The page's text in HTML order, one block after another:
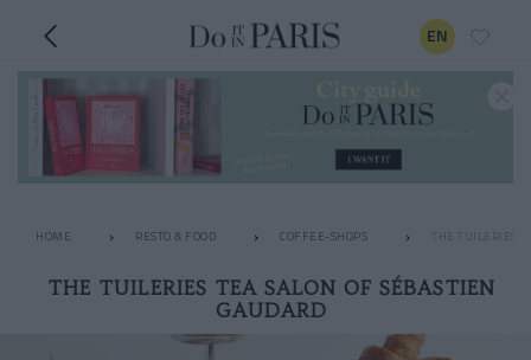
EN
HOME RESTO & FOOD COFFEE-SHOPS THE TUILERIES
THE TUILERIES TEA SALON OF SÉBASTIEN
GAUDARD